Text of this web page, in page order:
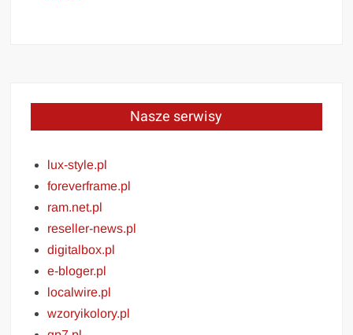
Nasze serwisy
lux-style.pl
foreverframe.pl
ram.net.pl
reseller-news.pl
digitalbox.pl
e-bloger.pl
localwire.pl
wzoryikolory.pl